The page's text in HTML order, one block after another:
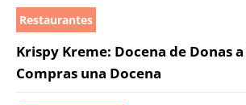
Restaurantes
Krispy Kreme: Docena de Donas
Compras una Docena